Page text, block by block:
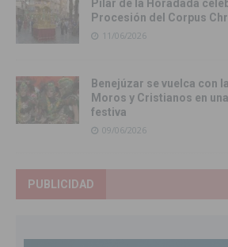
Pilar de la Horadada
Procesión del Corpus
11/06/2026
Benejúzar se vuelca con
Moros y Cristianos en
festiva
09/06/2026
PUBLICIDAD